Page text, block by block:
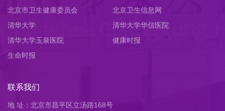
员会
北京市卫生健康委员会
北京卫生信息网
清华大学
清华大学华信医院
清华大学玉泉医院
健康时报
生命时报
联系我们
地 址：北京市昌平区立汤路168号